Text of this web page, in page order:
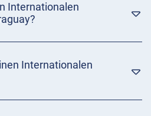
Internationalen
Internationalen